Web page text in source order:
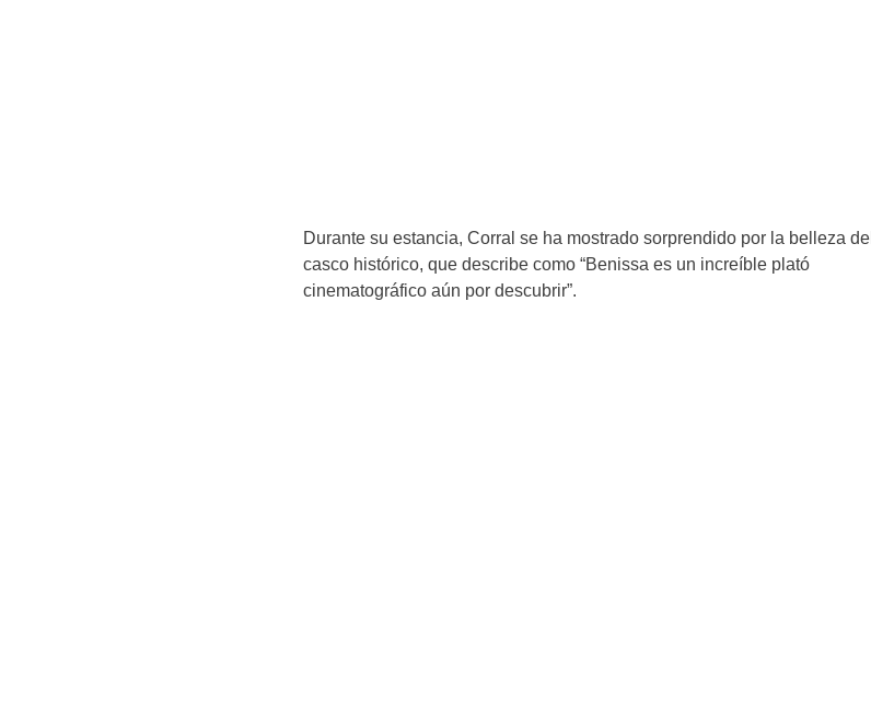
Durante su estancia, Corral se ha mostrado sorprendido por la belleza del
casco histórico, que describe como “Benissa es un increíble plató
cinematográfico aún por descubrir”.